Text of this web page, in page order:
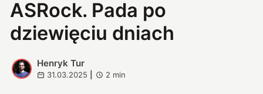
ASRock. Pada po
dziewięciu dniach
H
Henryk Tur
31.03.2025 2 min